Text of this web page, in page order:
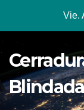
contenido
Vie.